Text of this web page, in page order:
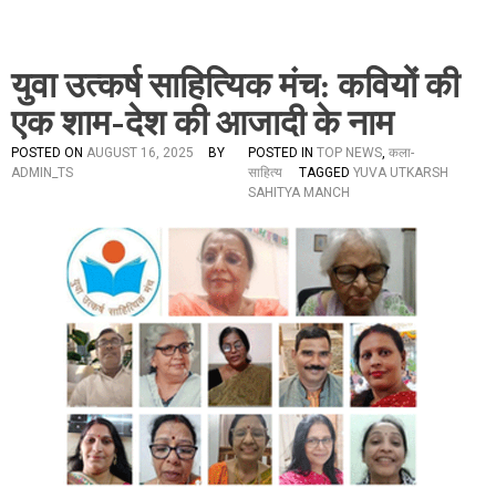
युवा उत्कर्ष साहित्यिक मंच: कवियों की
एक शाम-देश की आजादी के नाम
POSTED ON AUGUST 16, 2025
BY
ADMIN_TS
POSTED IN TOP NEWS, कला-
साहित्य
TAGGED YUVA UTKARSH
SAHITYA MANCH